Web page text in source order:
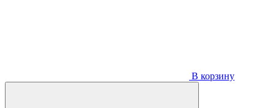
В корзину